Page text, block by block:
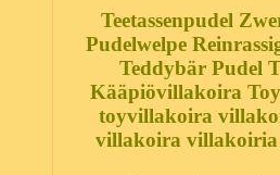
Teetassenpudel
Pudelwelpe
Teddybär Pudel
Kääpiövillakoira
toyvillakoira
villakoira villakoiria